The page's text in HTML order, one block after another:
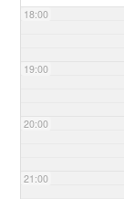
18:00
19:00
20:00
21:00